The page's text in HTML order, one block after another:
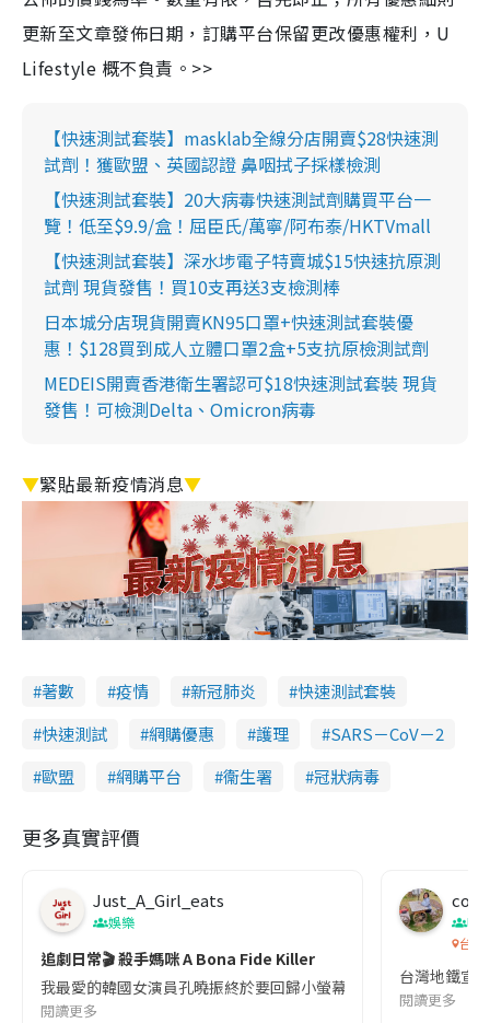
更新至文章發佈日期，訂購平台保留更改優惠權利，U
Lifestyle 概不負責。>>
【快速測試套裝】masklab全線分店開賣$28快速測
試劑！獲歐盟、英國認證 鼻咽拭子採樣檢測
【快速測試套裝】20大病毒快速測試劑購買平台一
覽！低至$9.9/盒！屈臣氏/萬寧/阿布泰/HKTVmall
【快速測試套裝】深水埗電子特賣城$15快速抗原測
試劑 現貨發售！買10支再送3支檢測棒
日本城分店現貨開賣KN95口罩+快速測試套裝優
惠！$128買到成人立體口罩2盒+5支抗原檢測試劑
MEDEIS開賣香港衛生署認可$18快速測試套裝 現貨
發售！可檢測Delta、Omicron病毒
▼緊貼最新疫情消息▼
著數 疫情 新冠肺炎
快速測試套裝
快速測試
網購優惠 護理
SARS－CoV－2
歐盟
網購平台 衞生署 冠狀病毒
更多真實評價
Just_A_Girl_eats
娛樂
追劇日常🎬 殺手媽咪 A Bona Fide Killer
我最愛的韓國女演員孔曉振終於要回歸小螢幕啦!這次的劇本改編
閱讀更多
co
吹
台灣
台灣地鐵宣
閱讀更多